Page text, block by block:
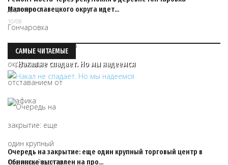
Малоярославецкого округа идет…
10/08
САМЫЕ ЧИТАЕМЫЕ
Накал не спадает. Но мы надеемся
Очередь на закрытие: еще один крупный торговый центр в
Обнинске выставлен на про…